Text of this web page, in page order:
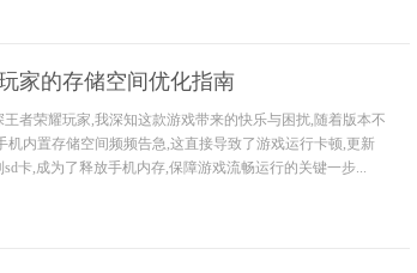
家的存储空间优化指南
者荣耀玩家,我深知这款游戏带来的快乐与困扰,随着版本不
机内置存储空间频频告急,这直接导致了游戏运行卡顿,更新
卡,成为了释放手机内存,保障游戏流畅运行的关键一步...